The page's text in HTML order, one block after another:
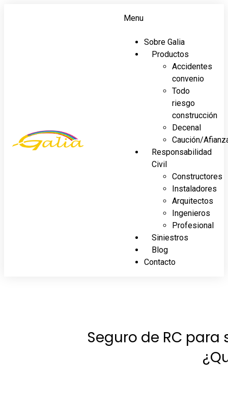
Menu
Sobre Galia
Productos
Accidentes
convenio
Todo
riesgo
construcción
Decenal
Caución/
Responsabilidad
Civil
Constructores
Instaladores
Arquitectos
Ingenieros
Profesional
Siniestros
Blog
Contacto
Seguro de RC